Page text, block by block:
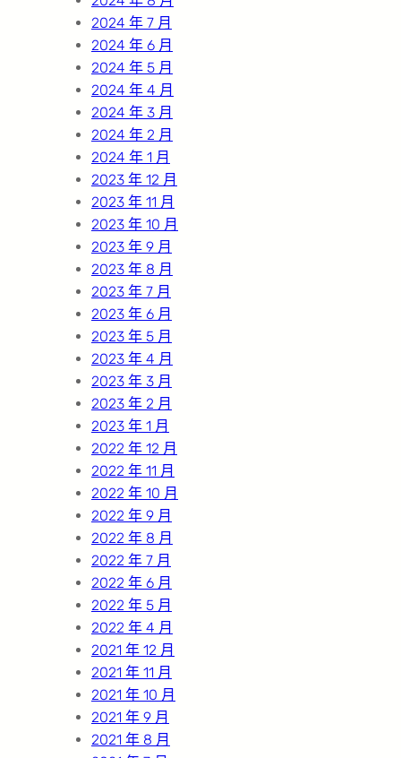
2024 年 7 月
2024 年 6 月
2024 年 5 月
2024 年 4 月
2024 年 3 月
2024 年 2 月
2024 年 1 月
2023 年 12 月
2023 年 11 月
2023 年 10 月
2023 年 9 月
2023 年 8 月
2023 年 7 月
2023 年 6 月
2023 年 5 月
2023 年 4 月
2023 年 3 月
2023 年 2 月
2023 年 1 月
2022 年 12 月
2022 年 11 月
2022 年 10 月
2022 年 9 月
2022 年 8 月
2022 年 7 月
2022 年 6 月
2022 年 5 月
2022 年 4 月
2021 年 12 月
2021 年 11 月
2021 年 10 月
2021 年 9 月
2021 年 8 月